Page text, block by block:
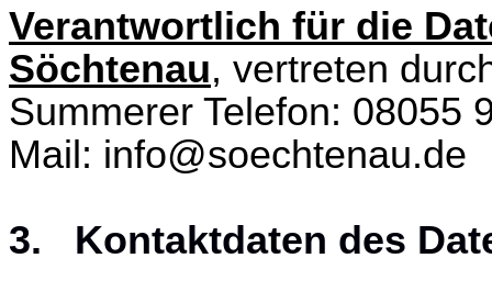
Verantwortlich für die
Söchtenau, vertreten
Summerer Telefon: 08055
Mail: info@soechtenau.de
3. Kontaktdaten des